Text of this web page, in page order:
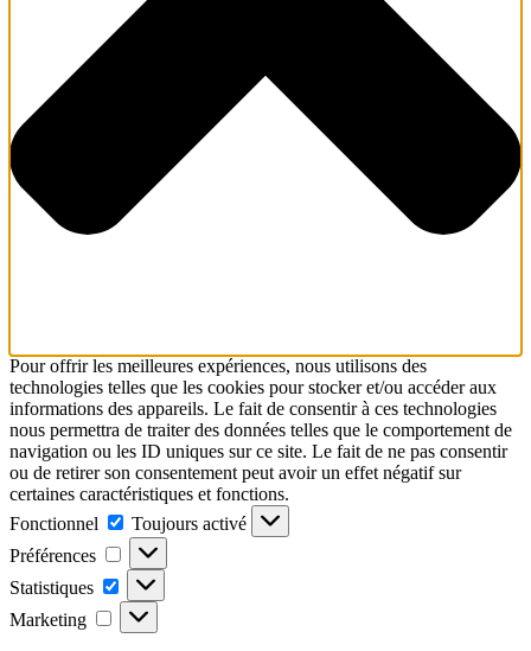
Pour offrir les meilleures expériences, nous utilisons des
technologies telles que les cookies pour stocker et/ou accéder aux
informations des appareils. Le fait de consentir à ces technologies
nous permettra de traiter des données telles que le comportement de
navigation ou les ID uniques sur ce site. Le fait de ne pas consentir
ou de retirer son consentement peut avoir un effet négatif sur
certaines caractéristiques et fonctions.
Fonctionnel
Fonctionnel
Toujours activé
Préférences
Préférences
Statistiques Statistiques
Marketing Marketing